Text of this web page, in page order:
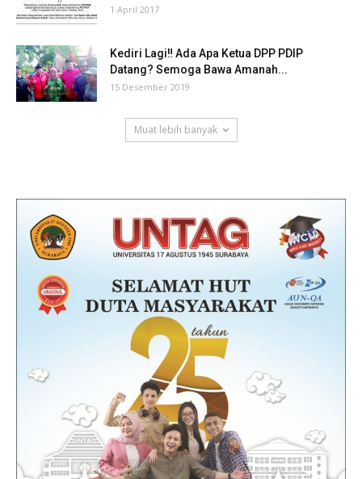
1 April 2017
Kediri Lagi‼ Ada Apa Ketua DPP PDIP
Datang? Semoga Bawa Amanah...
15 Desember 2019
Muat lebih banyak